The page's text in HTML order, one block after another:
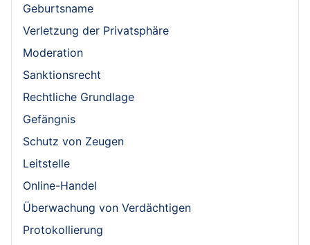
Geburtsname
Verletzung der Privatsphäre
Moderation
Sanktionsrecht
Rechtliche Grundlage
Gefängnis
Schutz von Zeugen
Leitstelle
Online-Handel
Überwachung von Verdächtigen
Protokollierung